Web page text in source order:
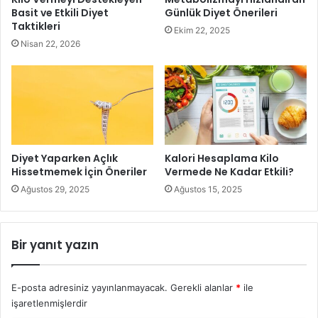
zararlı mı?’ oluyor. Öncelikle diyet konusunda Şok diyet
olarak tabir edilen, ‘beş günde 10 kilo’; ‘günde 1 kilo’ gibi
olduğunca uzak durulmalıdır. Bu tür diyetlerin hele ki
abartarak uzun zamana yayılması, metabolizmayı felce
uğratarak, böbrek rahatsızlıklarından tutun da kalp
problemlerine kadar ciddi sağlık sorunlarına kapı
aralanmaktadır.
Peki sağlıklı bir diyette ne kadar zamanda kaç kilo verilir?
içinde 3 ile 5 kilo arasında kilo kaybının doğru olduğu
yönünde görüş bildirmektedir.
Basit ve Etkili Diyet
Taktikleri
Nisan 22, 2026
Günlük Diyet Önerileri
Ekim 22, 2025
Diyet Yaparken Açlık
Hissetmemek İçin Öneriler
Ağustos 29, 2025
Kalori Hesaplama Kilo
Vermede Ne Kadar Etkili?
Ağustos 15, 2025
Bir yanıt yazın
E-posta adresiniz yayınlanmayacak. Gerekli alanlar * ile
işaretlenmişlerdir